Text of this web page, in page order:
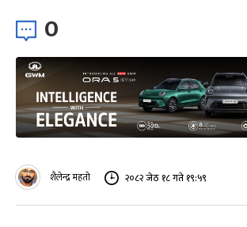
0
शैलेन्द्र महतो २०८२ जेठ १८ गते १९:५९